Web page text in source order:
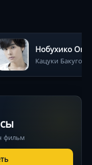
Кацуки Бакуго
фильм